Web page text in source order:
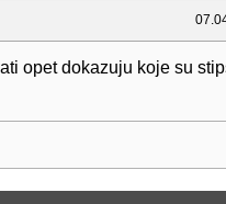
opet dokazuju koje su